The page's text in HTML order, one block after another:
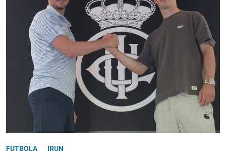
FUTBOLA IRUN